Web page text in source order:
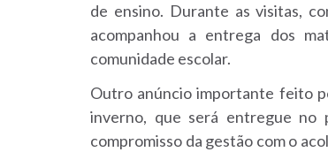
de ensino. Durante as visitas,
acompanhou a entrega dos
comunidade escolar.
Outro anúncio importante feito
inverno, que será entregue no
compromisso da gestão com o